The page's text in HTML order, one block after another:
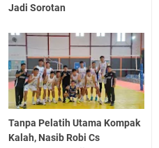
Jadi Sorotan
Tanpa Pelatih Utama Kompak
Kalah, Nasib Robi Cs